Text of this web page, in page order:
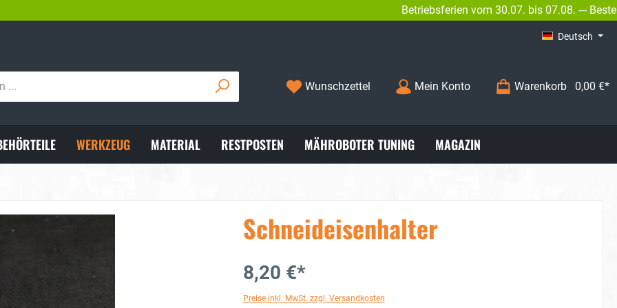
INFO@BENGS-MODELLBAU.DE
Betriebsferien vom 30.07. bis 07.08. ---
Deutsch
Wunschzettel Mein Konto Warenkorb 0,00 €*
WERKZEUG MATERIAL RESTPOSTEN MÄHROBOTER TUNING MAGAZIN
Schneideisenhalter
8,20 €*
Preise inkl. MwSt. zzgl. Versandkosten